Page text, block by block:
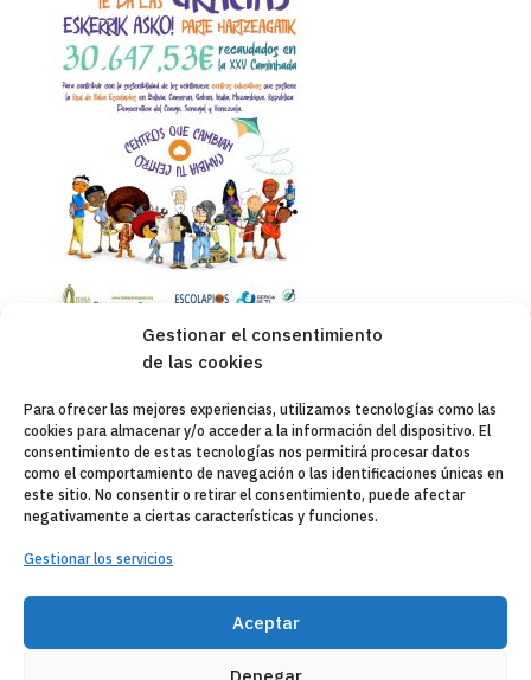
Gestionar el consentimiento
de las cookies
Para ofrecer las mejores experiencias, utilizamos tecnologías como las
cookies para almacenar y/o acceder a la información del dispositivo. El
consentimiento de estas tecnologías nos permitirá procesar datos
como el comportamiento de navegación o las identificaciones únicas en
este sitio. No consentir o retirar el consentimiento, puede afectar
negativamente a ciertas características y funciones.
Gestionar los servicios
Aceptar
Denegar
Copyleft 2025Itaka-Escolapios
AVISO LEGAL
POLÍTICA DE PRIVACIDAD
ENTIDADES COLABORADORAS
CORREO WEB